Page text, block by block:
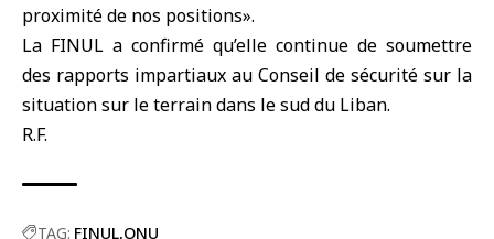
proximité de nos positions».
La FINUL a confirmé qu’elle continue de soumettre
des rapports impartiaux au Conseil de sécurité sur la
situation sur le terrain dans le sud du Liban.
R.F.
TAG: FINUL ONU